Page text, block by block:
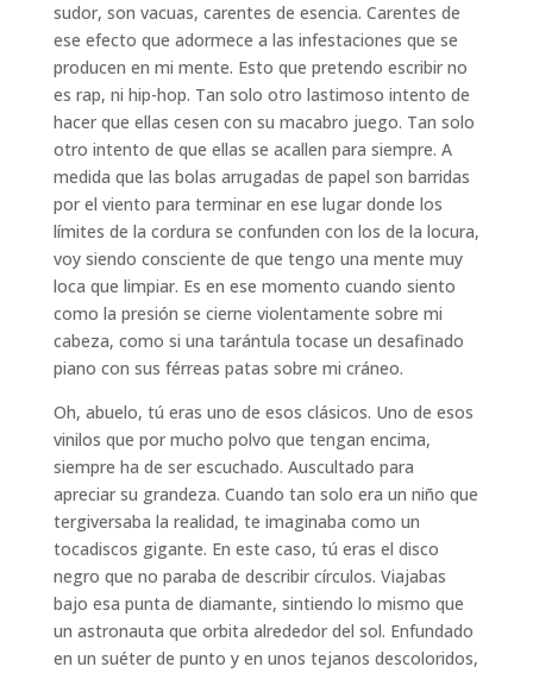
sudor, son vacuas, carentes de esencia. Carentes de
ese efecto que adormece a las infestaciones que se
producen en mi mente. Esto que pretendo escribir no
es rap, ni hip-hop. Tan solo otro lastimoso intento de
hacer que ellas cesen con su macabro juego. Tan solo
otro intento de que ellas se acallen para siempre. A
medida que las bolas arrugadas de papel son barridas
por el viento para terminar en ese lugar donde los
límites de la cordura se confunden con los de la locura,
voy siendo consciente de que tengo una mente muy
loca que limpiar. Es en ese momento cuando siento
como la presión se cierne violentamente sobre mi
cabeza, como si una tarántula tocase un desafinado
piano con sus férreas patas sobre mi cráneo.
Oh, abuelo, tú eras uno de esos clásicos. Uno de esos
vinilos que por mucho polvo que tengan encima,
siempre ha de ser escuchado. Auscultado para
apreciar su grandeza. Cuando tan solo era un niño que
tergiversaba la realidad, te imaginaba como un
tocadiscos gigante. En este caso, tú eras el disco
negro que no paraba de describir círculos. Viajabas
bajo esa punta de diamante, sintiendo lo mismo que
un astronauta que orbita alrededor del sol. Enfundado
en un suéter de punto y en unos tejanos descoloridos,